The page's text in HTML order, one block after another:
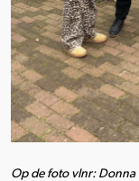
Op de foto vlnr: Donna